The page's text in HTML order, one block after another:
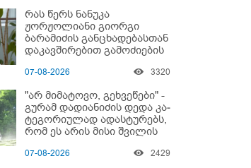
გადმოვასვენე... ბარამიძე
კი ტყუის"
რას წერს ნანუკა
ჟორჟოლიანი გიორგი
ბარამიძის განცხადებასთან
დაკავშირებით გამოძიების
07-08-2026 3320
"არ მიმატოვო, გეხვეწები" -
გუ­რა­მ დადიანიძის დედა კა­
ტე­გო­რი­უ­ლად ადას­ტუ­რებს,
რომ ეს არის მისი შვი­ლის
07-08-2026 2429